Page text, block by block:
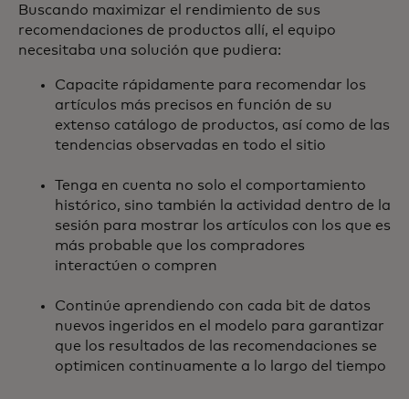
Buscando maximizar el rendimiento de sus
recomendaciones de productos allí, el equipo
necesitaba una solución que pudiera:
Capacite rápidamente para recomendar los
artículos más precisos en función de su
extenso catálogo de productos, así como de las
tendencias observadas en todo el sitio
Tenga en cuenta no solo el comportamiento
histórico, sino también la actividad dentro de la
sesión para mostrar los artículos con los que es
más probable que los compradores
interactúen o compren
Continúe aprendiendo con cada bit de datos
nuevos ingeridos en el modelo para garantizar
que los resultados de las recomendaciones se
optimicen continuamente a lo largo del tiempo